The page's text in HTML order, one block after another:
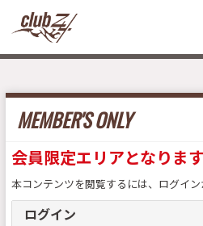
MEMBER'S ONLY
会員限定エリアとなります
本コンテンツを閲覧するには、ログイン
ログイン